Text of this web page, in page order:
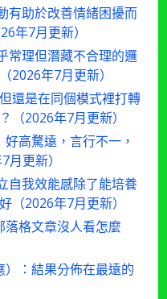
有助於改善情緒困擾而
年7月更新）
常理但潛藏不合理的邏
2026年7月更新）
還是在同個模式裡打轉
（2026年7月更新）
高騖遠，言行不一，
更新）
自我效能感除了能培養
（2026年7月更新）
格文章沒人看怎麼
：結果分佈在最遠的